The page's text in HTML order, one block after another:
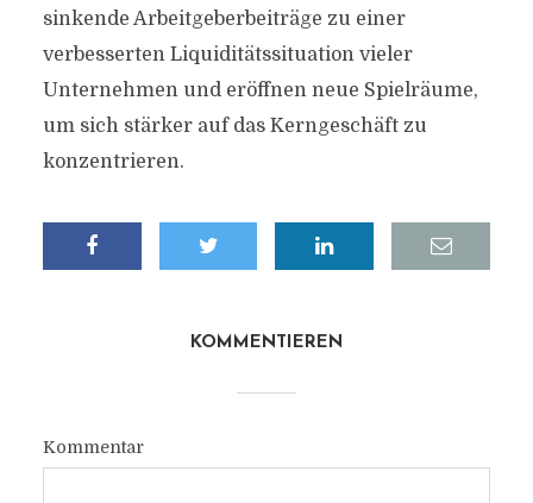
sinkende Arbeitgeberbeiträge zu einer
verbesserten Liquiditätssituation vieler
Unternehmen und eröffnen neue Spielräume,
um sich stärker auf das Kerngeschäft zu
konzentrieren.
KOMMENTIEREN
Kommentar